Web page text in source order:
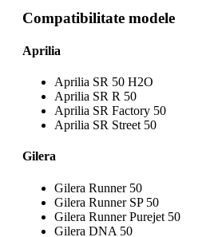
Compatibilitate modele
Aprilia
Aprilia SR 50 H2O
Aprilia SR R 50
Aprilia SR Factory 50
Aprilia SR Street 50
Gilera
Gilera Runner 50
Gilera Runner SP 50
Gilera Runner Purejet 50
Gilera DNA 50